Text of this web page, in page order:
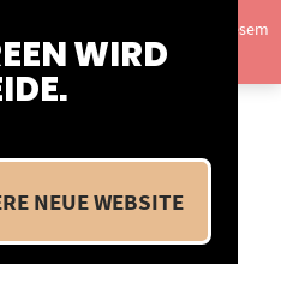
WIRD
NEUE WEBSITE
wir uns im Betriebsurlaub. In diesem
statt.Ausblenden